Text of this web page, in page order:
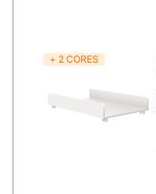
+ 2 CORES